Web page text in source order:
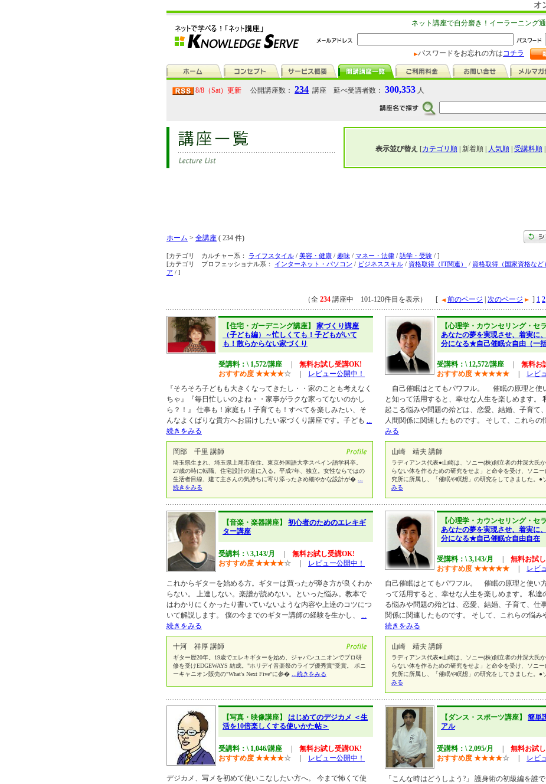
オ
ネット講座で自分磨き！イーラーニング
パスワードをお忘れの方はコチラ
8/8（Sat）更新 公開講座数： 234 講座 延べ受講者数： 300,353 人
表示並び替え [カテゴリ順| 新着順 | 人気順| 受講料順|
ホーム > 全講座 ( 234 件)
[カテゴリ カルチャー系： ライフスタイル / 美容・健康 / 趣味 / マネー・法律 / 語学・受験 / ]
[カテゴリ プロフェッショナル系： インターネット・パソコン / ビジネススキル / 資格取得（IT関連） / 資格取得（国家資格など）
ア / ]
（全 234 講座中 101-120件目を表示） [ 前のページ 次のページ ] 1 2
【住宅・ガーデニング講座】 家づくり講座
（子ども編）～忙しくても！子どもがいて
も！散らからない家づくり
受講料：\ 1,572/講座
無料お試し受講OK!
おすすめ度 ★★★★☆
レビュー公開中！
『そろそろ子どもも大きくなってきたし・・家のことも考えなく
ちゃ』『毎日忙しいのよね・・家事がラクな家ってないのかし
ら？！』 仕事も！家庭も！子育ても！すべてを楽しみたい、そ
んなよくばりな貴方へお届けしたい家づくり講座です。子ども ...
続きをみる
岡部 千里 講師
埼玉県生まれ、埼玉県上尾市在住。東京外国語大学スペイン語学科卒。
27歳の時に転職、住宅設計の道に入る。平成7年、独立。女性ならではの
生活者目線、建て主さんの気持ちに寄り添ったきめ細やかな設計が�
続きをみる
【心理学・カウンセリング・セ
あなたの夢を実現させ、着実に
分になる★自己催眠☆自由（一括
受講料：\ 12,572/講座
無料お
おすすめ度 ★★★★★
レビ
自己催眠はとてもパワフル。 催眠の原理と使
と知って活用すると、幸せな人生を楽しめます。
起こる悩みや問題の殆どは、恋愛、結婚、子育て
人間関係に関連したものです。 そして、これらの
みる
山崎 靖夫 講師
ラディアンス代表●山崎は、ソニー(株)創立者の井深大氏
らない体を作るための研究をせよ」と命令を受け、ソニ
究所に所属し、「催眠や瞑想」の研究をしてきました。●
みる
【音楽・楽器講座】 初心者のためのエレキギ
ター講座
受講料：\ 3,143/月
無料お試し受講OK!
おすすめ度 ★★★★☆ レビュー公開中！
これからギターを始める方。ギターは買ったが弾き方が良くわか
らない。 上達しない。楽譜が読めない。といった悩み。教本で
はわかりにくかったり書いていないような内容や上達のコツにつ
いて解説します。 僕の今までのギター講師の経験を生かし、 ...
続きをみる
十河 祥厚 講師
ギター歴20年。19歳でエレキギターを始め、ジャパンユニオンでプロ研
修を受けEDGEWAYS 結成。"ホリデイ音楽祭のライブ優秀賞"受賞。 ポニ
ーキャニオン販売の"What's Next Five"に参�
...続きをみる
【心理学・カウンセリング・セ
あなたの夢を実現させ、着実に
分になる★自己催眠☆自由自在
受講料：\ 3,143/月
無料お試
おすすめ度 ★★★★★
レビ
自己催眠はとてもパワフル。 催眠の原理と使い
って活用すると、幸せな人生を楽しめます。 私達
る悩みや問題の殆どは、恋愛、結婚、子育て、仕
関係に関連したものです。 そして、これらの悩み
続きをみる
山崎 靖夫 講師
ラディアンス代表●山崎は、ソニー(株)創立者の井深大氏
らない体を作るための研究をせよ」と命令を受け、ソニ
究所に所属し、「催眠や瞑想」の研究をしてきました。●
みる
【写真・映像講座】 はじめてのデジカメ ＜生
活を10倍楽しくする使いかた帖＞
受講料：\ 1,046/講座
無料お試し受講OK!
おすすめ度 ★★★★☆ レビュー公開中！
デジカメ、写メを初めて使いこなしたい方へ。 今まで怖くて使
【ダンス・スポーツ講座】 簡単
アル
受講料：\ 2,095/月
無料お試
おすすめ度 ★★★★☆ レビ
「こんな時はどうしよう?」 護身術の初級編を誰